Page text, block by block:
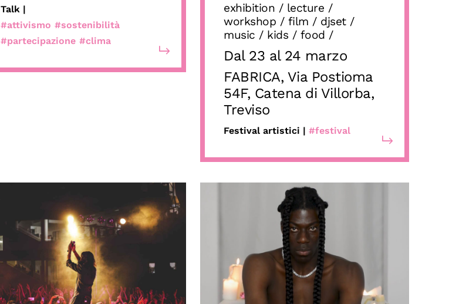
Talk |
#attivismo #sostenibilità
#partecipazione #clima
exhibition / lecture /
workshop / film / djset /
music / kids / food /
Dal 23 al 24 marzo
FABRICA, Via Postioma
54F, Catena di Villorba,
Treviso
Festival artistici | #festival